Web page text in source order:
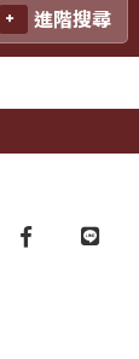
進階搜尋
Facebook
line